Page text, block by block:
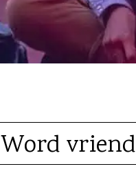
Word vriend